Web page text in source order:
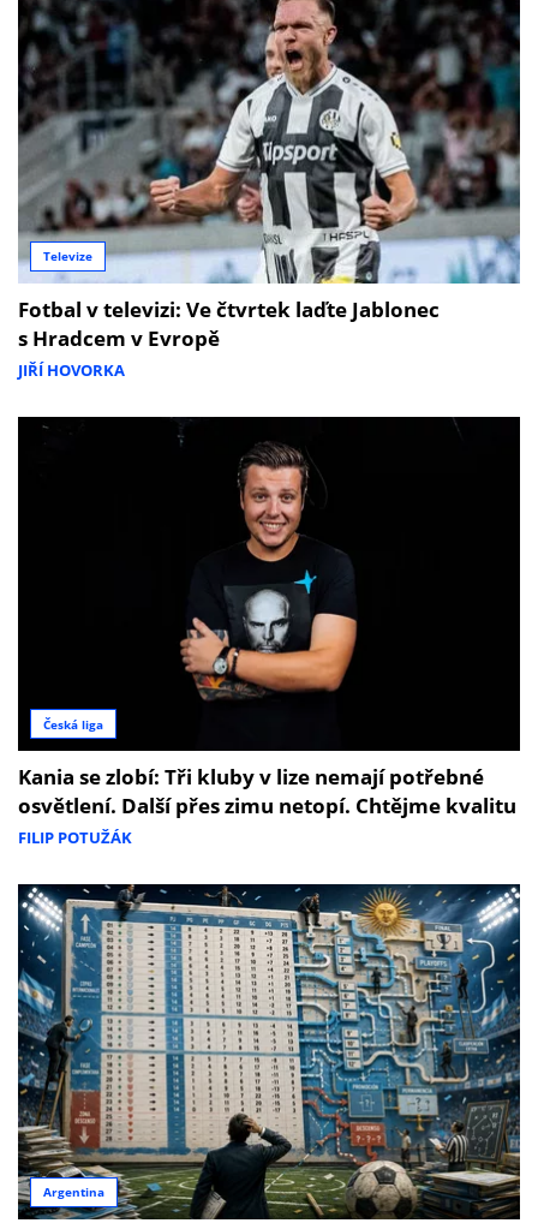
Televize
Fotbal v televizi: Ve čtvrtek laďte Jablonec
s Hradcem v Evropě
JIŘÍ HOVORKA
Česká liga
Kania se zlobí: Tři kluby v lize nemají potřebné
osvětlení. Další přes zimu netopí. Chtějme kvalitu
FILIP POTUŽÁK
Argentina